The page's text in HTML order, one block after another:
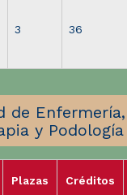
3 36
de Enfermería,
y Podología
Plazas Créditos